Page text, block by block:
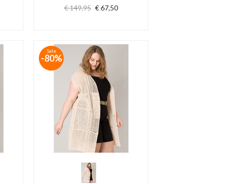
€ 149,95 € 67,50
Sale
-80%